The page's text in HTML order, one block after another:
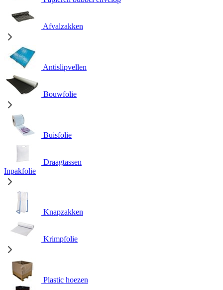
Afvalzakken
Antislipvellen
Bouwfolie
Buisfolie
Draagtassen
Inpakfolie
Knapzakken
Krimpfolie
Plastic hoezen